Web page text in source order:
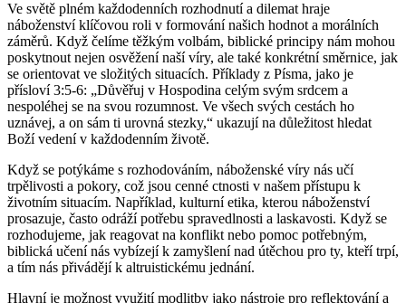
Ve světě plném každodenních rozhodnutí a dilemat hraje
náboženství klíčovou roli v formování našich hodnot a morálních
záměrů. Když čelíme těžkým volbám, biblické principy nám mohou
poskytnout nejen osvěžení naší víry, ale také konkrétní směrnice, jak
se orientovat ve složitých situacích. Příklady z Písma, jako je
přísloví 3:5-6: „Důvěřuj v Hospodina celým svým srdcem a
nespoléhej se na svou rozumnost. Ve všech svých cestách ho
uznávej, a on sám ti urovná stezky,“ ukazují na důležitost hledat
Boží vedení v každodenním životě.
Když se potýkáme s rozhodováním, náboženské víry nás učí
trpělivosti a pokory, což jsou cenné ctnosti v našem přístupu k
životním situacím. Například, kulturní etika, kterou náboženství
prosazuje, často odráží potřebu spravedlnosti a laskavosti. Když se
rozhodujeme, jak reagovat na konflikt nebo pomoc potřebným,
biblická učení nás vybízejí k zamyšlení nad útěchou pro ty, kteří trpí,
a tím nás přivádějí k altruistickému jednání.
Hlavní je možnost využití modlitby jako nástroje pro reflektování a